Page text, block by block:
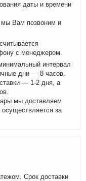
даты и времени
мы Вам позвоним и
с менеджером.
интервал
дни — 8 часов.
— 1-2 дня, а
мы доставляем
за
Срок доставки